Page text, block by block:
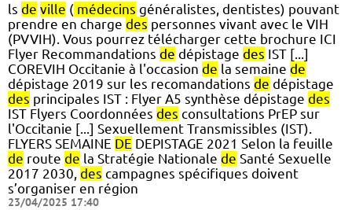
ls de ville ( médecins généralistes, dentistes) pouvant
prendre en charge des personnes vivant avec le VIH
(PVVIH). Vous pourrez télécharger cette brochure ICI
Flyer Recommandations de dépistage des IST [...]
COREVIH Occitanie à l'occasion de la semaine de
dépistage 2019 sur les recomandations de dépistage
des principales IST : Flyer A5 synthèse dépistage des
IST Flyers Coordonnées des consultations PrEP sur
l'Occitanie [...] Sexuellement Transmissibles (IST).
FLYERS SEMAINE DE DEPISTAGE 2021 Selon la feuille
de route de la Stratégie Nationale de Santé Sexuelle
2017 2030, des campagnes spécifiques doivent
s’organiser en région
23/04/2025 17:40